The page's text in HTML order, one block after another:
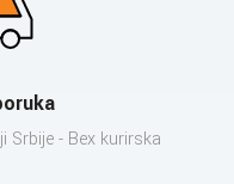
- Bex kurirska